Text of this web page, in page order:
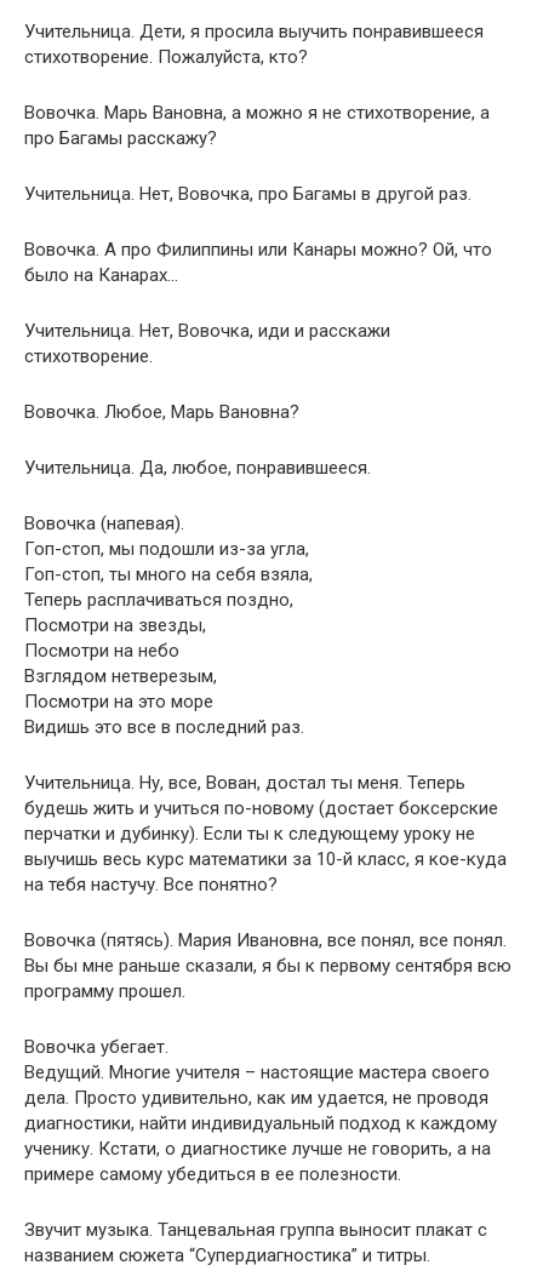
Учительница. Дети, я просила выучить понравившееся
стихотворение. Пожалуйста, кто?
Вовочка. Марь Вановна, а можно я не стихотворение, а
про Багамы расскажу?
Учительница. Нет, Вовочка, про Багамы в другой раз.
Вовочка. А про Филиппины или Канары можно? Ой, что
было на Канарах…
Учительница. Нет, Вовочка, иди и расскажи
стихотворение.
Вовочка. Любое, Марь Вановна?
Учительница. Да, любое, понравившееся.
Вовочка (напевая).
Гоп-стоп, мы подошли из-за угла,
Гоп-стоп, ты много на себя взяла,
Теперь расплачиваться поздно,
Посмотри на звезды,
Посмотри на небо
Взглядом нетверезым,
Посмотри на это море
Видишь это все в последний раз.
Учительница. Ну, все, Вован, достал ты меня. Теперь
будешь жить и учиться по-новому (достает боксерские
перчатки и дубинку). Если ты к следующему уроку не
выучишь весь курс математики за 10-й класс, я кое-куда
на тебя настучу. Все понятно?
Вовочка (пятясь). Мария Ивановна, все понял, все понял.
Вы бы мне раньше сказали, я бы к первому сентября всю
программу прошел.
Вовочка убегает.
Ведущий. Многие учителя – настоящие мастера своего
дела. Просто удивительно, как им удается, не проводя
диагностики, найти индивидуальный подход к каждому
ученику. Кстати, о диагностике лучше не говорить, а на
примере самому убедиться в ее полезности.
Звучит музыка. Танцевальная группа выносит плакат с
названием сюжета “Супердиагностика” и титры.